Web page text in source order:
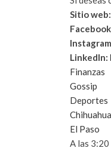
Sitio web:
LinkedIn:
Finanzas
Gossip
Deportes
Chihuahua
El Paso
A las